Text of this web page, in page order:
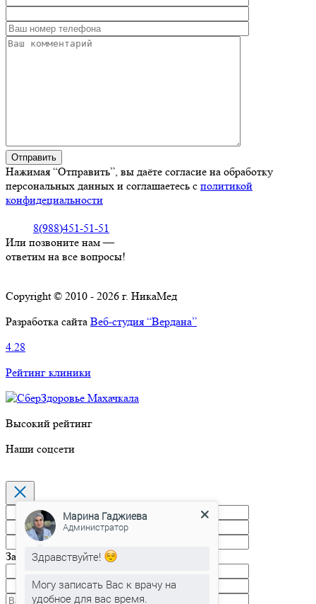
Нажимая “Отправить”, вы даёте согласие на обработку
персональных данных и соглашаетесь с политикой
конфидециальности
8(988)451-51-51
Или позвоните нам —
ответим на все вопросы!
Copyright © 2010 - 2026 г. НикаМед
Разработка сайта Веб-студия “Вердана”
4.28
Рейтинг клиники
Высокий рейтинг
Наши соцсети
Запись на прием
Марина Гаджиева
Администратор
Здравствуйте!
Могу записать Вас к врачу на
удобное для вас время.